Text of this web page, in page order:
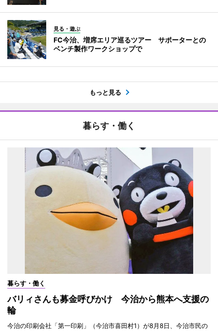
見る・遊ぶ
FC今治、増席エリア巡るツアー サポーターとの
ベンチ製作ワークショップで
もっと見る
暮らす・働く
暮らす・働く
バリィさんも募金呼びかけ 今治から熊本へ支援の
輪
今治の印刷会社「第一印刷」（今治市喜田村1）が8月8日、今治市民の